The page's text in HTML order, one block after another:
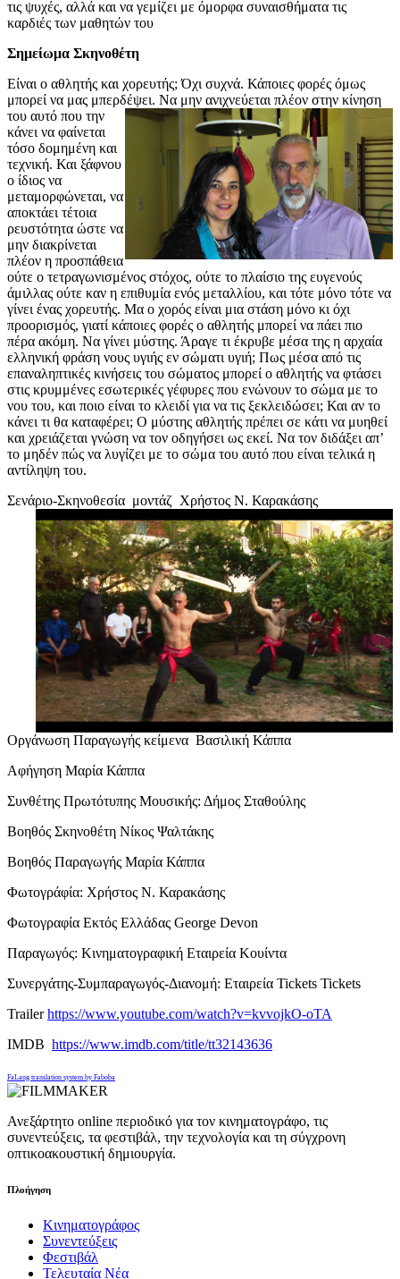
τις ψυχές, αλλά και να γεμίζει με όμορφα συναισθήματα τις
καρδιές των μαθητών του
Σημείωμα Σκηνοθέτη
Είναι ο αθλητής και χορευτής; Όχι συχνά. Κάποιες φορές όμως
μπορεί να μας μπερδέψει. Να μην ανιχνεύεται πλέον στην κίνηση
του αυτό που την
κάνει να φαίνεται
τόσο δομημένη και
τεχνική. Και ξάφνου
ο ίδιος να
μεταμορφώνεται, να
αποκτάει τέτοια
ρευστότητα ώστε να
μην διακρίνεται
πλέον η προσπάθεια
ούτε ο τετραγωνισμένος στόχος, ούτε το πλαίσιο της ευγενούς
άμιλλας ούτε καν η επιθυμία ενός μεταλλίου, και τότε μόνο τότε να
γίνει ένας χορευτής. Μα ο χορός είναι μια στάση μόνο κι όχι
προορισμός, γιατί κάποιες φορές ο αθλητής μπορεί να πάει πιο
πέρα ακόμη. Να γίνει μύστης. Άραγε τι έκρυβε μέσα της η αρχαία
ελληνική φράση νους υγιής εν σώματι υγιή; Πως μέσα από τις
επαναληπτικές κινήσεις του σώματος μπορεί ο αθλητής να φτάσει
στις κρυμμένες εσωτερικές γέφυρες που ενώνουν το σώμα με το
νου του, και ποιο είναι το κλειδί για να τις ξεκλειδώσει; Και αν το
κάνει τι θα καταφέρει; Ο μύστης αθλητής πρέπει σε κάτι να μυηθεί
και χρειάζεται γνώση να τον οδηγήσει ως εκεί. Να τον διδάξει απ’
το μηδέν πώς να λυγίζει με το σώμα του αυτό που είναι τελικά η
αντίληψη του.
Σενάριο-Σκηνοθεσία μοντάζ Χρήστος Ν. Καρακάσης
Οργάνωση Παραγωγής κείμενα Βασιλική Κάππα
Αφήγηση Μαρία Κάππα
Συνθέτης Πρωτότυπης Μουσικής: Δήμος Σταθούλης
Βοηθός Σκηνοθέτη Νίκος Ψαλτάκης
Βοηθός Παραγωγής Μαρία Κάππα
Φωτογράφία: Χρήστος Ν. Καρακάσης
Φωτογραφία Εκτός Ελλάδας George Devon
Παραγωγός: Κινηματογραφική Εταιρεία Κουίντα
Συνεργάτης-Συμπαραγωγός-Διανομή: Εταιρεία Tickets Tickets
Trailerhttps://www.youtube.com/watch?v=kvvojkO-oTA
IMDB https://www.imdb.com/title/tt32143636
FaLang translation system by Faboba
Ανεξάρτητο online περιοδικό για τον κινηματογράφο, τις
συνεντεύξεις, τα φεστιβάλ, την τεχνολογία και τη σύγχρονη
οπτικοακουστική δημιουργία.
Πλοήγηση
Κινηματογράφος
Συνεντεύξεις
Φεστιβάλ
Τελευταία Νέα